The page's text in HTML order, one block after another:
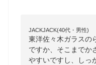
JACKJACK(40代・男性)
東洋佐々木ガラスの
ですか、そこまでか
やすいですし、しっ